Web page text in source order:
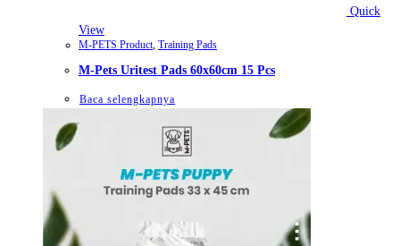
Quick
View
M-PETS Product, Training Pads
M-Pets Uritest Pads 60x60cm 15 Pcs
Baca selengkapnya